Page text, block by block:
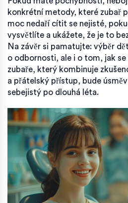
konkrétní metody, které zubař
moc nedaří cítit se nejisté,
vysvětlíte a ukážete, že je to
Na závěr si pamatujte: výběr
o odbornosti, ale i o tom, jak
zubaře, který kombinuje
a přátelský přístup, bude
sebejistý po dlouhá léta.